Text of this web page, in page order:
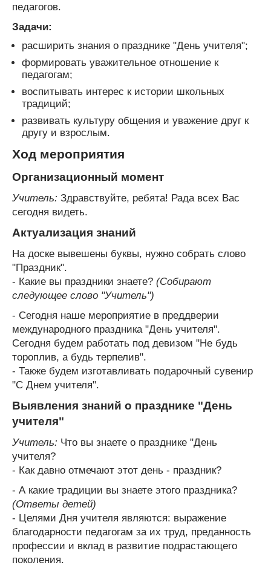
педагогов.
Задачи:
расширить знания о празднике "День учителя";
формировать уважительное отношение к
педагогам;
воспитывать интерес к истории школьных
традиций;
развивать культуру общения и уважение друг к
другу и взрослым.
Ход мероприятия
Организационный момент
Учитель: Здравствуйте, ребята! Рада всех Вас
сегодня видеть.
Актуализация знаний
На доске вывешены буквы, нужно собрать слово
"Праздник".
- Какие вы праздники знаете? (Собирают
следующее слово "Учитель")
- Сегодня наше мероприятие в преддверии
международного праздника "День учителя".
Сегодня будем работать под девизом "Не будь
тороплив, а будь терпелив".
- Также будем изготавливать подарочный сувенир
"С Днем учителя".
Выявления знаний о празднике "День
учителя"
Учитель: Что вы знаете о празднике "День
учителя?
- Как давно отмечают этот день - праздник?
- А какие традиции вы знаете этого праздника?
(Ответы детей)
- Целями Дня учителя являются: выражение
благодарности педагогам за их труд, преданность
профессии и вклад в развитие подрастающего
поколения.